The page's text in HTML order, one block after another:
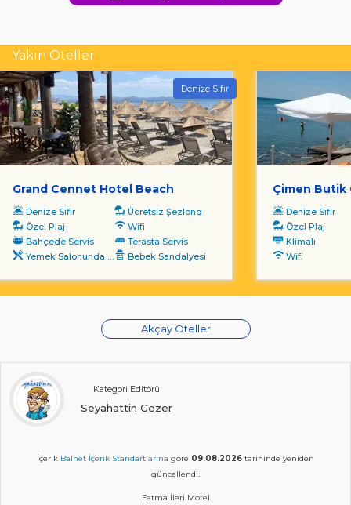
Yakın Oteller
Denize Sıfır
Grand Cennet Hotel Beach
Denize Sıfır
Ücretsiz Şezlong
Özel Plaj
Wifi
Bahçede Servis
Terasta Servis
Yemek Salonunda Servis
Bebek Sandalyesi
Çimen Butik
Denize Sıfır
Özel Plaj
Klimalı
Wifi
Akçay Oteller
Kategori Editörü
Seyahattin Gezer
İçerik Balnet İçerik Standartlarına göre 09.08.2026 tarihinde yeniden
güncellendi.
Fatma İleri Motel